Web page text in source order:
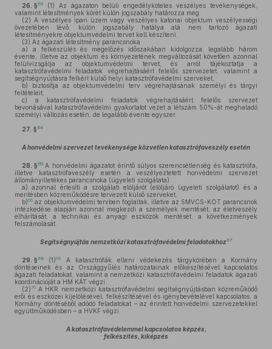
26. § 63 (1) Az ágazaton belüli engedélyköteles veszélyes tevékenységek,
valamint létesítmények körét külön jogszabály határozza meg.
(2) A veszélyes ipari üzem vagy veszélyes katonai objektum veszélyességi
övezetében lévő, külön jogszabály hatálya alá nem tartozó ágazati
létesítményekre objektumvédelmi tervet kell készíteni.
(3) Az ágazati létesítmény parancsnoka
a) a felkészülés és megelőzés időszakában kidolgozza, legalább három
évente, illetve az objektum és környezetének megváltozását követően azonnal
felülvizsgálja az objektumvédelmi tervet, és arról tájékoztatja a
katasztrófavédelmi feladatok végrehajtásáért felelős szervezetet, valamint a
segítségnyújtásra felkért külső helyi katasztrófavédelmi szerveket,
b) biztosítja az objektumvédelmi terv végrehajtásának személyi és tárgyi
feltételeit,
c) a katasztrófavédelmi feladatok végrehajtásáért felelős szervezet
bevonásával katasztrófavédelmi gyakorlatot vezet a létszám 50%-át meghaladó
személyi változás esetén, de legalább évente egyszer.
27. § 64
A honvédelmi szervezet tevékenysége közvetlen katasztrófaveszély esetén
28. § 65 A honvédelmi ágazatot érintő súlyos szerencsétlenség és katasztrófa,
illetve katasztrófaveszély esetén a veszélyeztetett honvédelmi szervezet
állományilletékes parancsnoka (ügyeleti szolgálata)
a) azonnal értesíti a szolgálati elöljárót (elöljáró ügyeleti szolgálatot) és a
mentésben közreműködésre tervezett külső szerveket,
b)66 az objektumvédelmi tervben foglaltak, illetve az SMVCS-KOT parancsnok
intézkedése alapján azonnal megkezdi a személyek mentését, az életveszély
elhárítását, a technikai és anyagi eszközök mentését, a következmények
felszámolását.
Segítségnyújtás nemzetközi katasztrófavédelmi feladatokhoz67
29. § 68 (1)69A katasztrófák elleni védekezés tárgykörében a Kormány
döntéseinek és az Országgyűlés határozatainak előkészítésével kapcsolatos
ágazati feladatokat, valamint a nemzetközi katasztrófavédelmi feladatok ágazati
koordinációját a HM KÁT végzi.
(2)70 A HKR nemzetközi katasztrófavédelmi segítségnyújtásban közreműködő
erői és eszközei kijelölésével, felkészítésével és igénybevételével kapcsolatos, a
Kormány döntéséből adódó feladatokat – az érintett honvédelmi szervezetekkel
együttműködésben – a HVKF végzi.
A katasztrófavédelemmel kapcsolatos képzés,
felkészítés, kiképzés